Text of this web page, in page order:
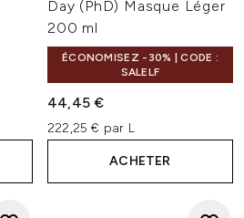
Day (PhD) Masque Léger
200 ml
ÉCONOMISEZ -30% | CODE :
SALELF
44,45 €
222,25 € par L
ACHETER